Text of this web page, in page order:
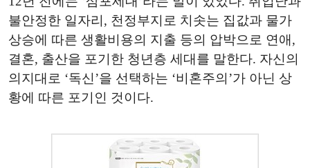
불안정한 일자리, 천정부지로 치솟는 집값과 물가
상승에 따른 생활비용의 지출 등의 압박으로 연애,
결혼, 출산을 포기한 청년층 세대를 말한다. 자신의
의지대로 ‘독신’을 선택하는 ‘비혼주의’가 아닌 상
황에 따른 포기인 것이다.